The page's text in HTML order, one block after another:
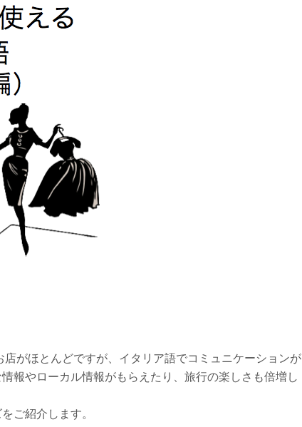
がほとんどですが、 イタリア語でコミュニケーションが
報やローカル情報がもらえたり、旅行の楽しさも倍増し
ご紹介します。